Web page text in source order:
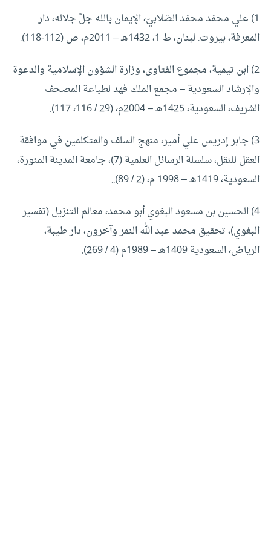
1) علي محمّد محمّد الصّلابيّ، الإيمان بالله جلّ جلاله، دار
المعرفة، بيروت. لبنان، ط 1، 1432هـ – 2011م، ص (112-118).
2) ابن تيمية، مجموع الفتاوى، وزارة الشؤون الإسلامية والدعوة
والإرشاد السعودية – مجمع الملك فهد لطباعة المصحف
الشريف، السعودية، 1425هـ – 2004م، (29 / 116، 117).
3) جابر إدريس علي أمير، منهج السلف والمتكلمين في موافقة
العقل للنقل، سلسلة الرسائل العلمية (7)، جامعة المدينة المنورة،
السعودية، 1419هـ – 1998 م، (2 / 89)..
4) الحسين بن مسعود البغوي أبو محمد، معالم التنزيل (تفسير
البغوي)، تحقيق محمد عبد الله النمر وآخرون، دار طيبة،
الرياض، السعودية 1409هـ – 1989م (4 / 269).